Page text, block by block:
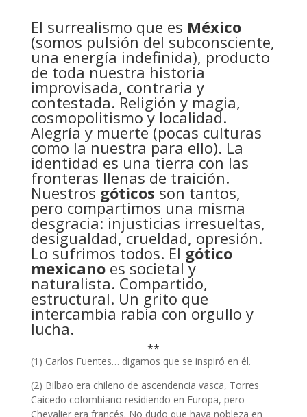
El surrealismo que es México
(somos pulsión del subconsciente,
una energía indefinida), producto
de toda nuestra historia
improvisada, contraria y
contestada. Religión y magia,
cosmopolitismo y localidad.
Alegría y muerte (pocas culturas
como la nuestra para ello). La
identidad es una tierra con las
fronteras llenas de traición.
Nuestros góticos son tantos,
pero compartimos una misma
desgracia: injusticias irresueltas,
desigualdad, crueldad, opresión.
Lo sufrimos todos. El gótico
mexicanoes societal y
naturalista. Compartido,
estructural. Un grito que
intercambia rabia con orgullo y
lucha.
**
(1) Carlos Fuentes… digamos que se inspiró en él.
(2) Bilbao era chileno de ascendencia vasca, Torres
Caicedo colombiano residiendo en Europa, pero
Chevalier era francés. No dudo que haya nobleza en